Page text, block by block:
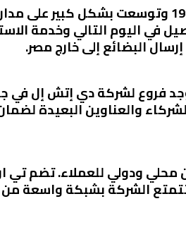
تعد أرامكس واحدة من أكبر شركات الشحن في مصر. تأسست الشركة في عام
في اليوم التالي وخدمة
البضائع إلى خارج مصر.
فروع لشركة دي إتش إل في
والعناوين البعيدة
ودولي للعملاء. تضم تي
تتمتع الشركة بشبكة واسعة